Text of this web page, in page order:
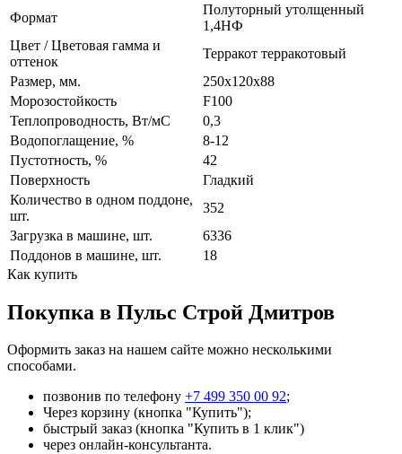
Формат
Полуторный утолщенный
1,4НФ
Цвет / Цветовая гамма и
оттенок
Терракот терракотовый
Размер, мм.
250х120х88
Морозостойкость
F100
Теплопроводность, Вт/мC
0,3
Водопоглащение, %
8-12
Пустотность, %
42
Поверхность
Гладкий
Количество в одном поддоне,
шт.
352
Загрузка в машине, шт.
6336
Поддонов в машине, шт.
18
Как купить
Покупка в Пульс Строй Дмитров
Оформить заказ на нашем сайте можно несколькими
способами.
позвонив по телефону +7 499 350 00 92;
Через корзину (кнопка "Купить");
быстрый заказ (кнопка "Купить в 1 клик")
через онлайн-консультанта.